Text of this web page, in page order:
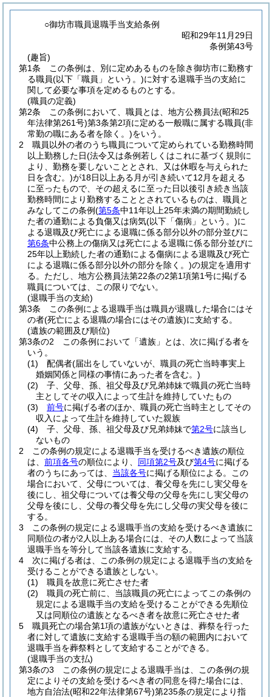
○御坊市職員退職手当支給条例
昭和29年11月29日
条例第43号
(趣旨)
第1条
この条例は、別に定めあるものを除き御坊市に勤務す
る職員(以下「職員」という。)に対する退職手当の支給に
関して必要な事項を定めるものとする。
(職員の定義)
第2条
この条例において、職員とは、地方公務員法(昭和25
年法律第261号)第3条第2項に定める一般職に属する職員(非
常勤の職にある者を除く。)をいう。
2
職員以外の者のうち職員について定められている勤務時間
以上勤務した日(法令又は条例若しくはこれに基づく規則に
より、勤務を要しないこととされ、又は休暇を与えられた
日を含む。)が18日以上ある月が引き続いて12月を超える
に至ったもので、その超えるに至った日以後引き続き当該
勤務時間により勤務することとされているものは、職員と
みなしてこの条例(第5条中11年以上25年未満の期間勤続し
た者の通勤による負傷又は病気(以下「傷病」という。)に
よる退職及び死亡による退職に係る部分以外の部分並びに
第6条中公務上の傷病又は死亡による退職に係る部分並びに
25年以上勤続した者の通勤による傷病による退職及び死亡
による退職に係る部分以外の部分を除く。)の規定を適用す
る。 ただし、地方公務員法第22条の2第1項第1号に掲げる
職員については、この限りでない。
(退職手当の支給)
第3条
この条例による退職手当は職員が退職した場合にはそ
の者(死亡による退職の場合にはその遺族)に支給する。
(遺族の範囲及び順位)
第3条の2
この条例において「遺族」とは、次に掲げる者を
いう。
(1)
配偶者(届出をしていないが、職員の死亡当時事実上
婚姻関係と同様の事情にあった者を含む。)
(2)
子、父母、孫、祖父母及び兄弟姉妹で職員の死亡当時
主としてその収入によって生計を維持していたもの
(3)
前号に掲げる者のほか、職員の死亡当時主としてその
収入によって生計を維持していた親族
(4)
子、父母、孫、祖父母及び兄弟姉妹で第2号に該当し
ないもの
2
この条例の規定による退職手当を受けるべき遺族の順位
は、 前項各号の順位により、 同項第2号及び第4号に掲げる
者のうちにあっては、 当該各号に掲げる順位による。
この
場合において、父母については、養父母を先にし実父母を
後にし、祖父母については養父母の父母を先にし実父母の
父母を後にし、父母の養父母を先にし父母の実父母を後に
する。
3
この条例の規定による退職手当の支給を受けるべき遺族に
同順位の者が2人以上ある場合には、その人数によって当該
退職手当を等分して当該各遺族に支給する。
4
次に掲げる者は、この条例の規定による退職手当の支給を
受けることができる遺族としない。
(1)
職員を故意に死亡させた者
(2)
職員の死亡前に、当該職員の死亡によってこの条例の
規定による退職手当の支給を受けることができる先順位
又は同順位の遺族となるべき者を故意に死亡させた者
5
職員死亡の場合第1項の遺族がないときは、葬祭を行った
者に対して遺族に支給する退職手当の額の範囲内において
退職手当を葬祭料として支給することができる。
(退職手当の支払)
第3条の3
この条例の規定による退職手当は、この条例の規
定によりその支給を受けるべき者の同意を得た場合には、
地方自治法(昭和22年法律第67号)第235条の規定により指